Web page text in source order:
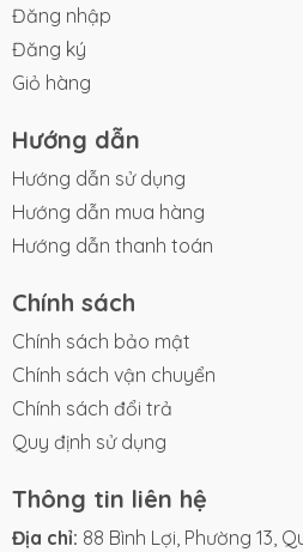
Đăng nhập
Đăng ký
Giỏ hàng
Hướng dẫn
Hướng dẫn sử dụng
Hướng dẫn mua hàng
Hướng dẫn thanh toán
Chính sách
Chính sách bảo mật
Chính sách vận chuyển
Chính sách đổi trả
Quy định sử dụng
Thông tin liên hệ
Địa chỉ: 88 Bình Lợi, Phường 13,